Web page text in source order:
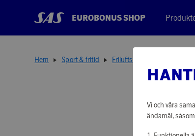
EUROBONUS SHOP
Hem Sport & fritid Friluftsprodukter
Vi och våra
ändamål,